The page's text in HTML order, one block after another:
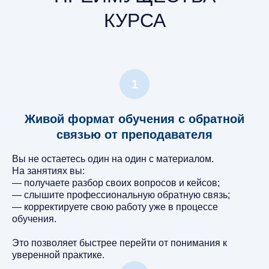
КУРСА
Живой формат обучения с обратной
связью от преподавателя
Вы не остаетесь один на один с материалом.
На занятиях вы:
— получаете разбор своих вопросов и кейсов;
— слышите профессиональную обратную связь;
— корректируете свою работу уже в процессе
обучения.
Это позволяет быстрее перейти от понимания к
уверенной практике.